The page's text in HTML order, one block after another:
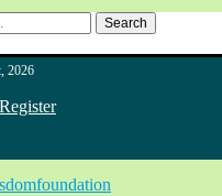
Search
2026